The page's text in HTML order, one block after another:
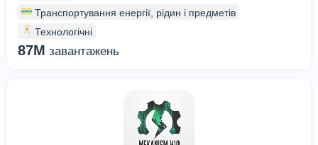
Транспортування енергії, рідин і предметів
Технологічні
87M завантажень